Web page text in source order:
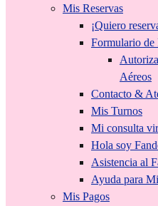
Mis Reservas
¡Quiero
Formulario de
Aéreos
Contacto &
Mis Turnos
Mi consulta
Hola soy
Asistencia al
Ayuda para
Mis Pagos